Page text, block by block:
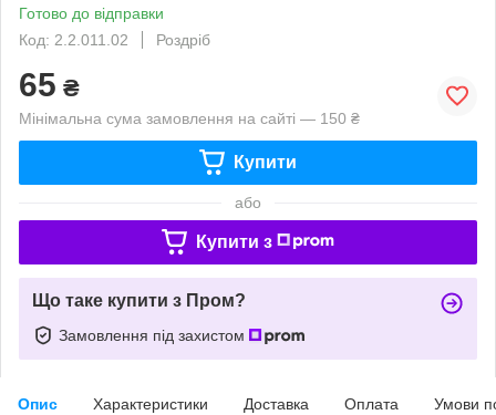
Готово до відправки
Код: 2.2.011.02
Роздріб
65 ₴
Мінімальна сума замовлення на сайті — 150 ₴
Купити
або
Купити з
Що таке купити з Пром?
Замовлення під захистом
Опис Характеристики Доставка Оплата Умови